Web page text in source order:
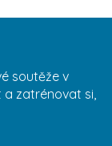
soutěže v
zatrénovat si,